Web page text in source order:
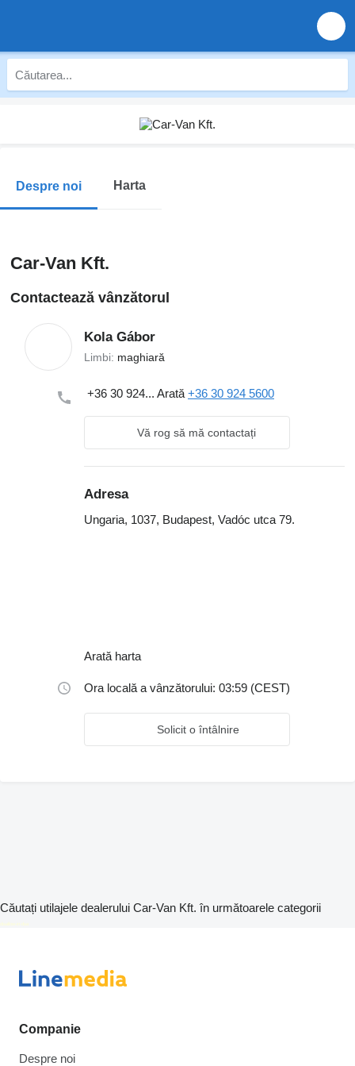
Despre noi Harta
Car-Van Kft.
Contactează vânzătorul
Kola Gábor
Limbi: maghiară
+36 30 924... Arată +36 30 924 5600
Vă rog să mă contactați
Adresa
Ungaria, 1037, Budapest, Vadóc utca 79.
Arată harta
Ora locală a vânzătorului: 03:59 (CEST)
Solicit o întâlnire
Căutați utilajele dealerului Car-Van Kft. în următoarele categorii
disallow-in-dsa
Companie
Despre noi